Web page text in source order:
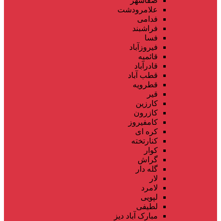
علامرودشت
فدامی
فراشبند
فسا
فیروزآباد
قائمیه
قادرآباد
قطب آباد
قطرویه
قیر
کارزین
کازرون
کامفیروز
کره ای
کنارتخته
کوار
گراش
گله دار
لار
لامرد
لپویی
لطیفی
مبارک آباد دیز